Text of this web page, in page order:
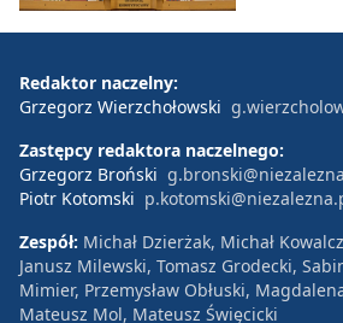
Redaktor naczelny:
Grzegorz Wierzchołowski
Zastępcy redaktora naczelnego:
Grzegorz Broński
Piotr Kotomski
Zespół: Michał Dzierżak, Michał
Janusz Milewski, Tomasz Grodecki,
Mimier, Przemysław Obłuski,
Mateusz Mol, Mateusz Święcicki